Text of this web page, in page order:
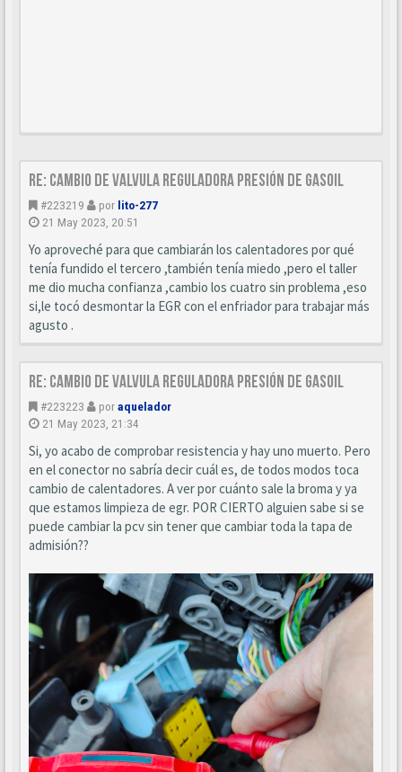
Re: Cambio de valvula reguladora presión de gasoil
#223219 por lito-277
21 May 2023, 20:51
Yo aproveché para que cambiarán los calentadores por qué
tenía fundido el tercero ,también tenía miedo ,pero el taller
me dio mucha confianza ,cambio los cuatro sin problema ,eso
si,le tocó desmontar la EGR con el enfriador para trabajar más
agusto .
Re: Cambio de valvula reguladora presión de gasoil
#223223 poraquelador
21 May 2023, 21:34
Si, yo acabo de comprobar resistencia y hay uno muerto. Pero
en el conector no sabría decir cuál es, de todos modos toca
cambio de calentadores. A ver por cuánto sale la broma y ya
que estamos limpieza de egr. POR CIERTO alguien sabe si se
puede cambiar la pcv sin tener que cambiar toda la tapa de
admisión??